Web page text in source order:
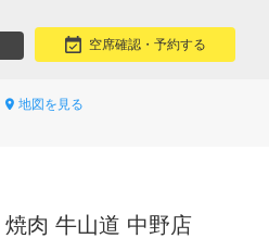
空席確認・予約する
地図を見る
焼肉 牛山道 中野店